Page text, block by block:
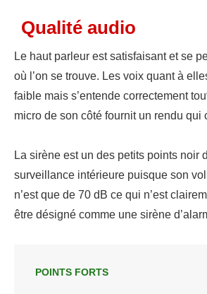
Qualité audio
Le haut parleur est satisfaisant et se
où l’on se trouve. Les voix quant à
faible mais s’entende correctement
micro de son côté fournit un rendu qui
La sirène est un des petits points noir
surveillance intérieure puisque son
n’est que de 70 dB ce qui n’est
être désigné comme une sirène
POINTS FORTS